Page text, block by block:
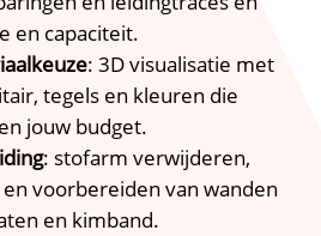
en capaciteit.​
: 3D visualisatie met
tegels en kleuren die
jouw budget.​
: stofarm verwijderen,
voorbereiden van wanden
en kimband.​